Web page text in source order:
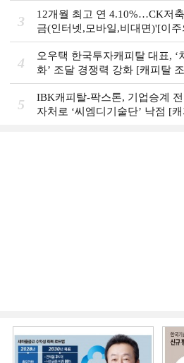
3
12개월 최고 연 4.10%…CK저
금(인터넷,모바일,비대면)'[이
예금금리-8월 1주]
4
오우택 한국투자캐피탈 대표, ‘
화ʼ 조달 경쟁력 강화 [캐피탈
(12)]
5
IBK캐피탈-팍스톤, 기업승계
자처로 ‘씨엠디기술단’ 낙점 [